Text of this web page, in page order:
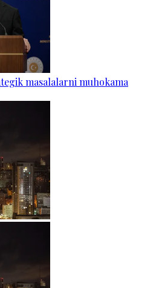
masalalarni muhokama